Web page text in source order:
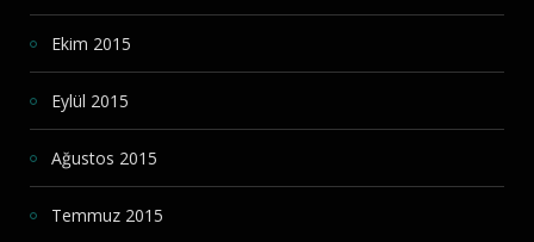
Ekim 2015
Eylül 2015
Ağustos 2015
Temmuz 2015